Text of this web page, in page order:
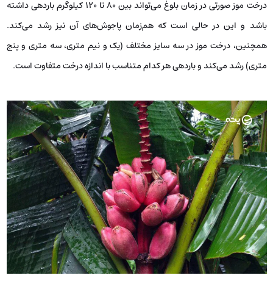
درخت موز صورتی در زمان بلوغ می‌تواند بین 80 تا 120 کیلوگرم باردهی داشته
باشد و این در حالی است که هم‌زمان پاجوش‌های آن نیز رشد می‌کند.
همچنین، درخت موز در سه سایز مختلف (یک و نیم متری، سه متری و پنج
متری) رشد می‌کند و باردهی هر کدام متناسب با اندازه‌ درخت متفاوت است.